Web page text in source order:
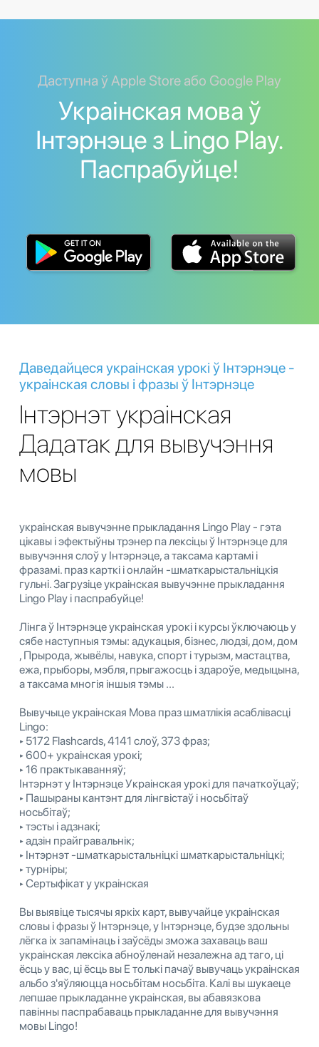
Даступна ў Apple Store або Google Play
Украінская мова ў
Інтэрнэце з Lingo Play.
Паспрабуйце!
Даведайцеся украінская урокі ў Інтэрнэце -
украінская словы і фразы ў Інтэрнэце
Інтэрнэт украінская
Дадатак для вывучэння
мовы
украінская вывучэнне прыкладання Lingo Play - гэта
цікавы і эфектыўны трэнер па лексіцы ў Інтэрнэце для
вывучэння слоў у Інтэрнэце, а таксама картамі і
фразамі. праз карткі і онлайн -шматкарыстальніцкія
гульні. Загрузіце украінская вывучэнне прыкладання
Lingo Play і паспрабуйце!
Лінга ў Інтэрнэце украінская урокі і курсы ўключаюць у
сябе наступныя тэмы: адукацыя, бізнес, людзі, дом, дом
, Прырода, жывёлы, навука, спорт і турызм, мастацтва,
ежа, прыборы, мэбля, прыгажосць і здароўе, медыцына,
а таксама многія іншыя тэмы ...
Вывучыце украінская Мова праз шматлікія асаблівасці
Lingo:
‣ 5172 Flashcards, 4141 слоў, 373 фраз;
‣ 600+ украінская урокі;
‣ 16 практыкаванняў;
Інтэрнэт у Інтэрнэце Украінская урокі для пачаткоўцаў;
‣ Пашыраны кантэнт для лінгвістаў і носьбітаў
носьбітаў;
‣ тэсты і адзнакі;
‣ адзін прайгравальнік;
‣ Інтэрнэт -шматкарыстальніцкі шматкарыстальніцкі;
‣ турніры;
‣ Сертыфікат у украінская
Вы выявіце тысячы яркіх карт, вывучайце украінская
словы і фразы ў Інтэрнэце, у Інтэрнэце, будзе здольны
лёгка іх запамінаць і заўсёды зможа захаваць ваш
украінская лексіка абноўленай незалежна ад таго, ці
ёсць у вас, ці ёсць вы E толькі пачаў вывучаць украінская
альбо з'яўляюцца носьбітам носьбіта. Калі вы шукаеце
лепшае прыкладанне украінская, вы абавязкова
павінны паспрабаваць прыкладанне для вывучэння
мовы Lingo!